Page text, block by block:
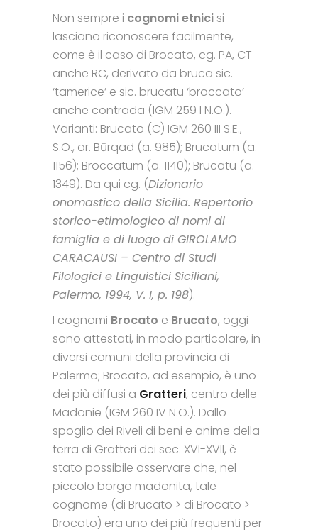
Non sempre i cognomi etnici si
lasciano riconoscere facilmente,
come è il caso di Brocato, cg. PA, CT
anche RC, derivato da bruca sic.
‘tamerice’ e sic. brucatu ‘broccato’
anche contrada (IGM 259 I N.O.).
Varianti: Brucato (C) IGM 260 III S.E.,
S.O., ar. Būrqad (a. 985); Brucatum (a.
1156); Broccatum (a. 1140); Brucatu (a.
1349). Da qui cg. (Dizionario
onomastico della Sicilia. Repertorio
storico-etimologico di nomi di
famiglia e di luogo di GIROLAMO
CARACAUSI – Centro di Studi
Filologici e Linguistici Siciliani,
Palermo, 1994, V. I, p. 198).
I cognomi Brocato e Brucato, oggi
sono attestati, in modo particolare, in
diversi comuni della provincia di
Palermo; Brocato, ad esempio, è uno
dei più diffusi a Gratteri, centro delle
Madonie (IGM 260 IV N.O.). Dallo
spoglio dei Riveli di beni e anime della
terra di Gratteri dei sec. XVI-XVII, è
stato possibile osservare che, nel
piccolo borgo madonita, tale
cognome (di Brucato > di Brocato >
Brocato) era uno dei più frequenti per